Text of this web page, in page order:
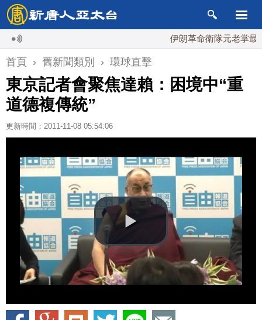
伊朗革命衛隊元老掌最高
首頁 › 舊新聞類別 › 環球直擊
東京記者會聚焦達賴：困境中“重
道德複傳統”
更新時間：2011-11-08 05:54:06